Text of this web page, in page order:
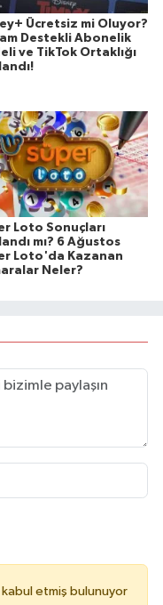
Ücretsiz mi Oluyor?
Destekli Abonelik
ve TikTok Ortaklığı
Loto Sonuçları
mı? 6 Ağustos
Loto'da Kazanan
Neler?
kabul etmiş bulunuyor